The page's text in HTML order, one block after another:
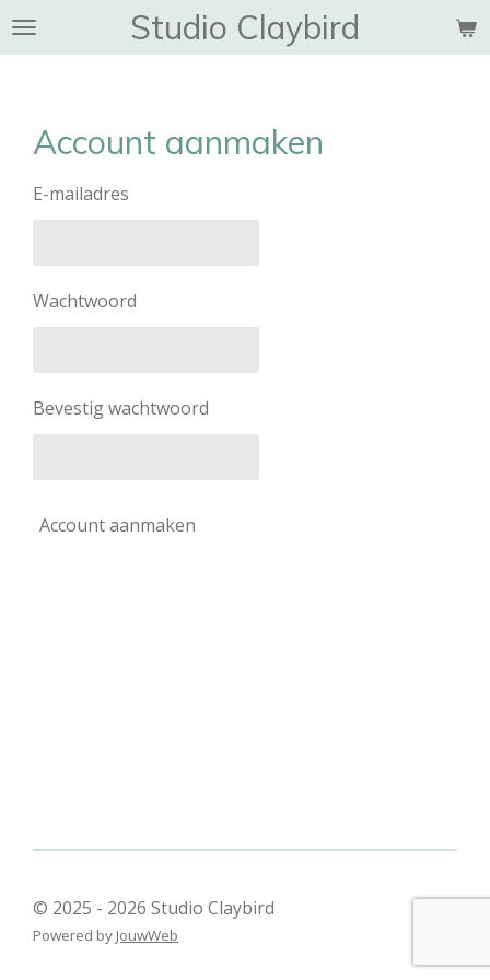
Ga
hoofdinhoud
Studio Claybird
Account aanmaken
E-mailadres
Wachtwoord
Bevestig wachtwoord
Account aanmaken
© 2025 - 2026 Studio Claybird
Powered by JouwWeb